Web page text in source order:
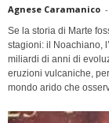
Agnese Caramanico -
Se la storia di Marte
stagioni: il Noachiano,
miliardi di anni di
eruzioni vulcaniche,
mondo arido che